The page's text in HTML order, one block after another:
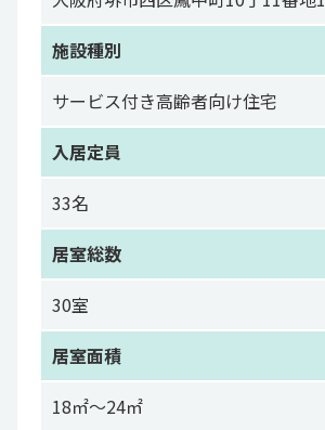
施設種別
サービス付き高齢者向け住宅
入居定員
33名
居室総数
30室
居室面積
18㎡～24㎡